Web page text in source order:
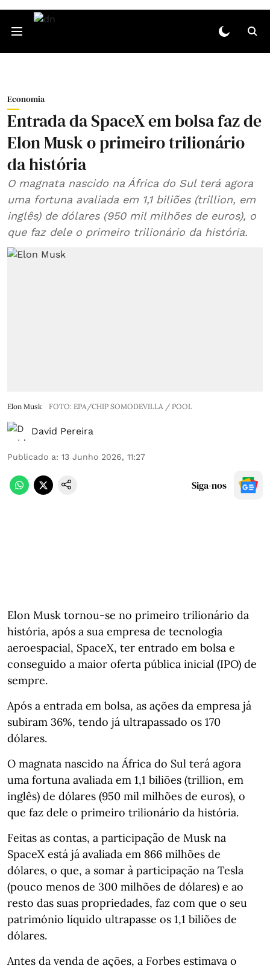
Economia
Entrada da SpaceX em bolsa faz de
Elon Musk o primeiro trilionário
da história
O magnata nascido na África do Sul terá agora
uma fortuna avaliada em 1,1 biliões (trillion, em
inglês) de dólares (950 mil milhões de euros), o
que faz dele o primeiro trilionário da história.
Elon Musk FOTO: EPA/CHIP SOMODEVILLA / POOL
David Pereira
Publicado a: 13 Junho 2026, 11:27
Siga-nos
Elon Musk tornou-se no primeiro trilionário da
história, após a sua empresa de tecnologia
aeroespacial, SpaceX, ter entrado em bolsa e
conseguido a maior oferta pública inicial (IPO) de
sempre.
Após a entrada em bolsa, as ações da empresa já
subiram 36%, tendo já ultrapassado os 170
dólares.
O magnata nascido na África do Sul terá agora
uma fortuna avaliada em 1,1 biliões (trillion, em
inglês) de dólares (950 mil milhões de euros), o
que faz dele o primeiro trilionário da história.
Feitas as contas, a participação de Musk na
SpaceX está já avaliada em 866 milhões de
dólares, o que, a somar à participação na Tesla
(pouco menos de 300 milhões de dólares) e ao
resto das suas propriedades, faz com que o seu
património líquido ultrapasse os 1,1 biliões de
dólares.
Antes da venda de ações, a Forbes estimava o